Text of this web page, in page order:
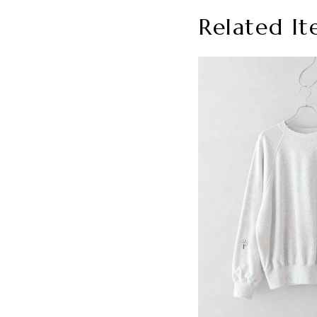
Related